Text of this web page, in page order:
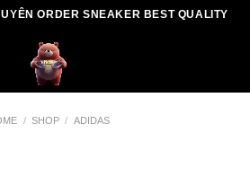
ORDER SNEAKER BEST QUALITY
/ SHOP / ADIDAS